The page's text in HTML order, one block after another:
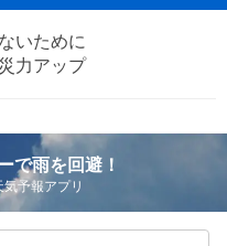
いために
力アップ
で雨を回避！
予報アプリ